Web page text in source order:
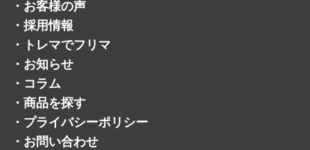
・ お客様の声
・ 採用情報
・
トレマでフリマ
・ お知らせ
・ コラム
・ 商品を探す
・ プライバシーポリシー
・ お問い合わせ